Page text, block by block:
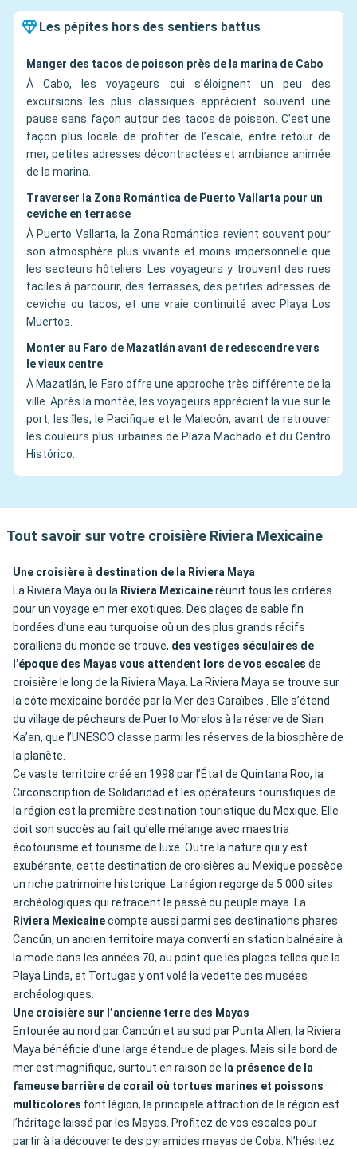
Les pépites hors des sentiers battus
Manger des tacos de poisson près de la marina de Cabo
À Cabo, les voyageurs qui s’éloignent un peu des
excursions les plus classiques apprécient souvent une
pause sans façon autour des tacos de poisson. C’est une
façon plus locale de profiter de l’escale, entre retour de
mer, petites adresses décontractées et ambiance animée
de la marina.
Traverser la Zona Romántica de Puerto Vallarta pour un
ceviche en terrasse
À Puerto Vallarta, la Zona Romántica revient souvent pour
son atmosphère plus vivante et moins impersonnelle que
les secteurs hôteliers. Les voyageurs y trouvent des rues
faciles à parcourir, des terrasses, des petites adresses de
ceviche ou tacos, et une vraie continuité avec Playa Los
Muertos.
Monter au Faro de Mazatlán avant de redescendre vers
le vieux centre
À Mazatlán, le Faro offre une approche très différente de la
ville. Après la montée, les voyageurs apprécient la vue sur le
port, les îles, le Pacifique et le Malecón, avant de retrouver
les couleurs plus urbaines de Plaza Machado et du Centro
Histórico.
Tout savoir sur votre croisière Riviera Mexicaine
Une croisière à destination de la Riviera Maya
La Riviera Maya ou la Riviera Mexicaineréunit tous les critères
pour un voyage en mer exotiques. Des plages de sable fin
bordées d’une eau turquoise où un des plus grands récifs
coralliens du monde se trouve, des vestiges séculaires de
l’époque des Mayas vous attendent lors de vos escales de
croisière le long de la Riviera Maya. La Riviera Maya se trouve sur
la côte mexicaine bordée par la Mer des Caraïbes . Elle s’étend
du village de pêcheurs de Puerto Morelos à la réserve de Sian
Ka’an, que l’UNESCO classe parmi les réserves de la biosphère de
la planète.
Ce vaste territoire créé en 1998 par l’État de Quintana Roo, la
Circonscription de Solidaridad et les opérateurs touristiques de
la région est la première destination touristique du Mexique. Elle
doit son succès au fait qu’elle mélange avec maestria
écotourisme et tourisme de luxe. Outre la nature qui y est
exubérante, cette destination de croisières au Mexique possède
un riche patrimoine historique. La région regorge de 5 000 sites
archéologiques qui retracent le passé du peuple maya. La
Riviera Mexicainecompte aussi parmi ses destinations phares
Cancún, un ancien territoire maya converti en station balnéaire à
la mode dans les années 70, au point que les plages telles que la
Playa Linda, et Tortugas y ont volé la vedette des musées
archéologiques.
Une croisière sur l’ancienne terre des Mayas
Entourée au nord par Cancún et au sud par Punta Allen, la Riviera
Maya bénéficie d’une large étendue de plages. Mais si le bord de
mer est magnifique, surtout en raison de la présence de la
fameuse barrière de corail où tortues marines et poissons
multicolores font légion, la principale attraction de la région est
l’héritage laissé par les Mayas. Profitez de vos escales pour
partir à la découverte des pyramides mayas de Coba. N’hésitez